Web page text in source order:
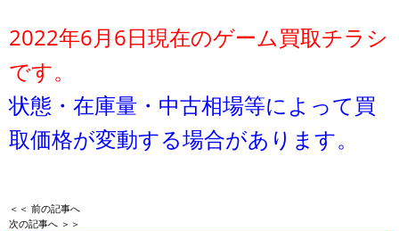
2022年6月6日現在のゲーム買取チラシ
です。
状態・在庫量・中古相場等によって買
取価格が変動する場合があります。
＜＜ 前の記事へ
次の記事へ ＞＞